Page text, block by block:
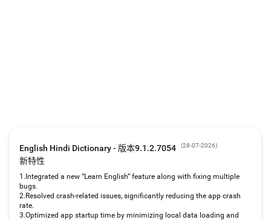
别再犹豫，开始说英语吧！我们的 AI 教练将帮助您练习真实的英语对话，并提
互动式 AI 对话：在各种场景中练习口语——旅行、面试、日常生活等等。
即时反馈：实时纠正您的发音和语法错误。
流利度追踪：人工智能引导您掌握自然句型，见证您的英语水平稳步提升。
English Hindi Dictionary - 版本9.1.2.7054 (28-07-2026)
新特性
1.Integrated a new “Learn English” feature along with fixing multiple
bugs.
2.Resolved crash-related issues, significantly reducing the app crash
rate.
3.Optimized app startup time by minimizing local data loading and